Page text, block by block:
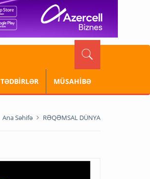
TƏDBİRLƏR MÜSAHİBƏ
Ana Səhifə RƏQƏMSAL DÜNYA